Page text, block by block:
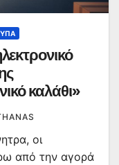
καλάθι»
οι
από την αγορά